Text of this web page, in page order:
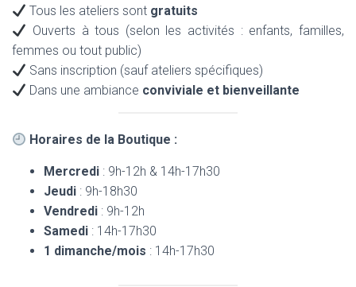
Tous les ateliers sont gratuits
Ouverts à tous (selon les activités : enfants, familles,
femmes ou tout public)
Sans inscription (sauf ateliers spécifiques)
Dans une ambiance conviviale et bienveillante
Horaires de la Boutique :
Mercredi : 9h-12h & 14h-17h30
Jeudi : 9h-18h30
Vendredi : 9h-12h
Samedi : 14h-17h30
1 dimanche/mois : 14h-17h30